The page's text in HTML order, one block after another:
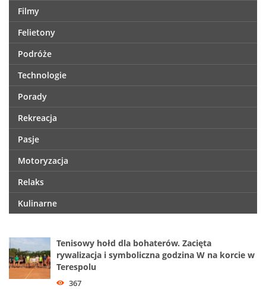
Filmy
Felietony
Podróże
Technologie
Porady
Rekreacja
Pasje
Motoryzacja
Relaks
Kulinarne
Tenisowy hołd dla bohaterów. Zacięta
rywalizacja i symboliczna godzina W na korcie w
Terespolu
367